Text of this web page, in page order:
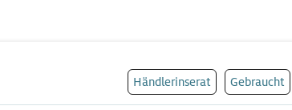
Händlerinserat Gebraucht